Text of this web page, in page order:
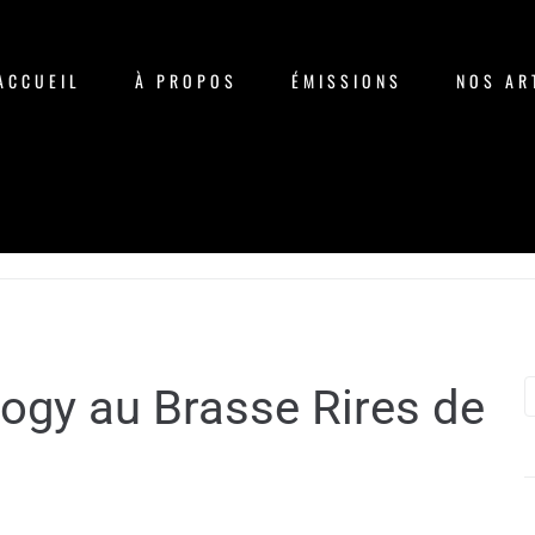
À PROPOS ÉMISSIONS NOS
au Brasse Rires de